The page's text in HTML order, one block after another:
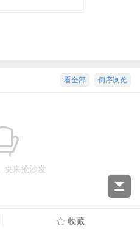
倒序浏览
看全部
快来抢沙发
收藏